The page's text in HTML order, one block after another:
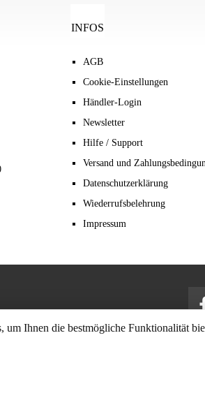
INFOS
AGB
Cookie-Einstellungen
Händler-Login
Newsletter
Hilfe / Support
Versand und
Datenschutzerklärung
Wiederrufsbelehrung
Impressum
um Ihnen die bestmögliche Funktionalität